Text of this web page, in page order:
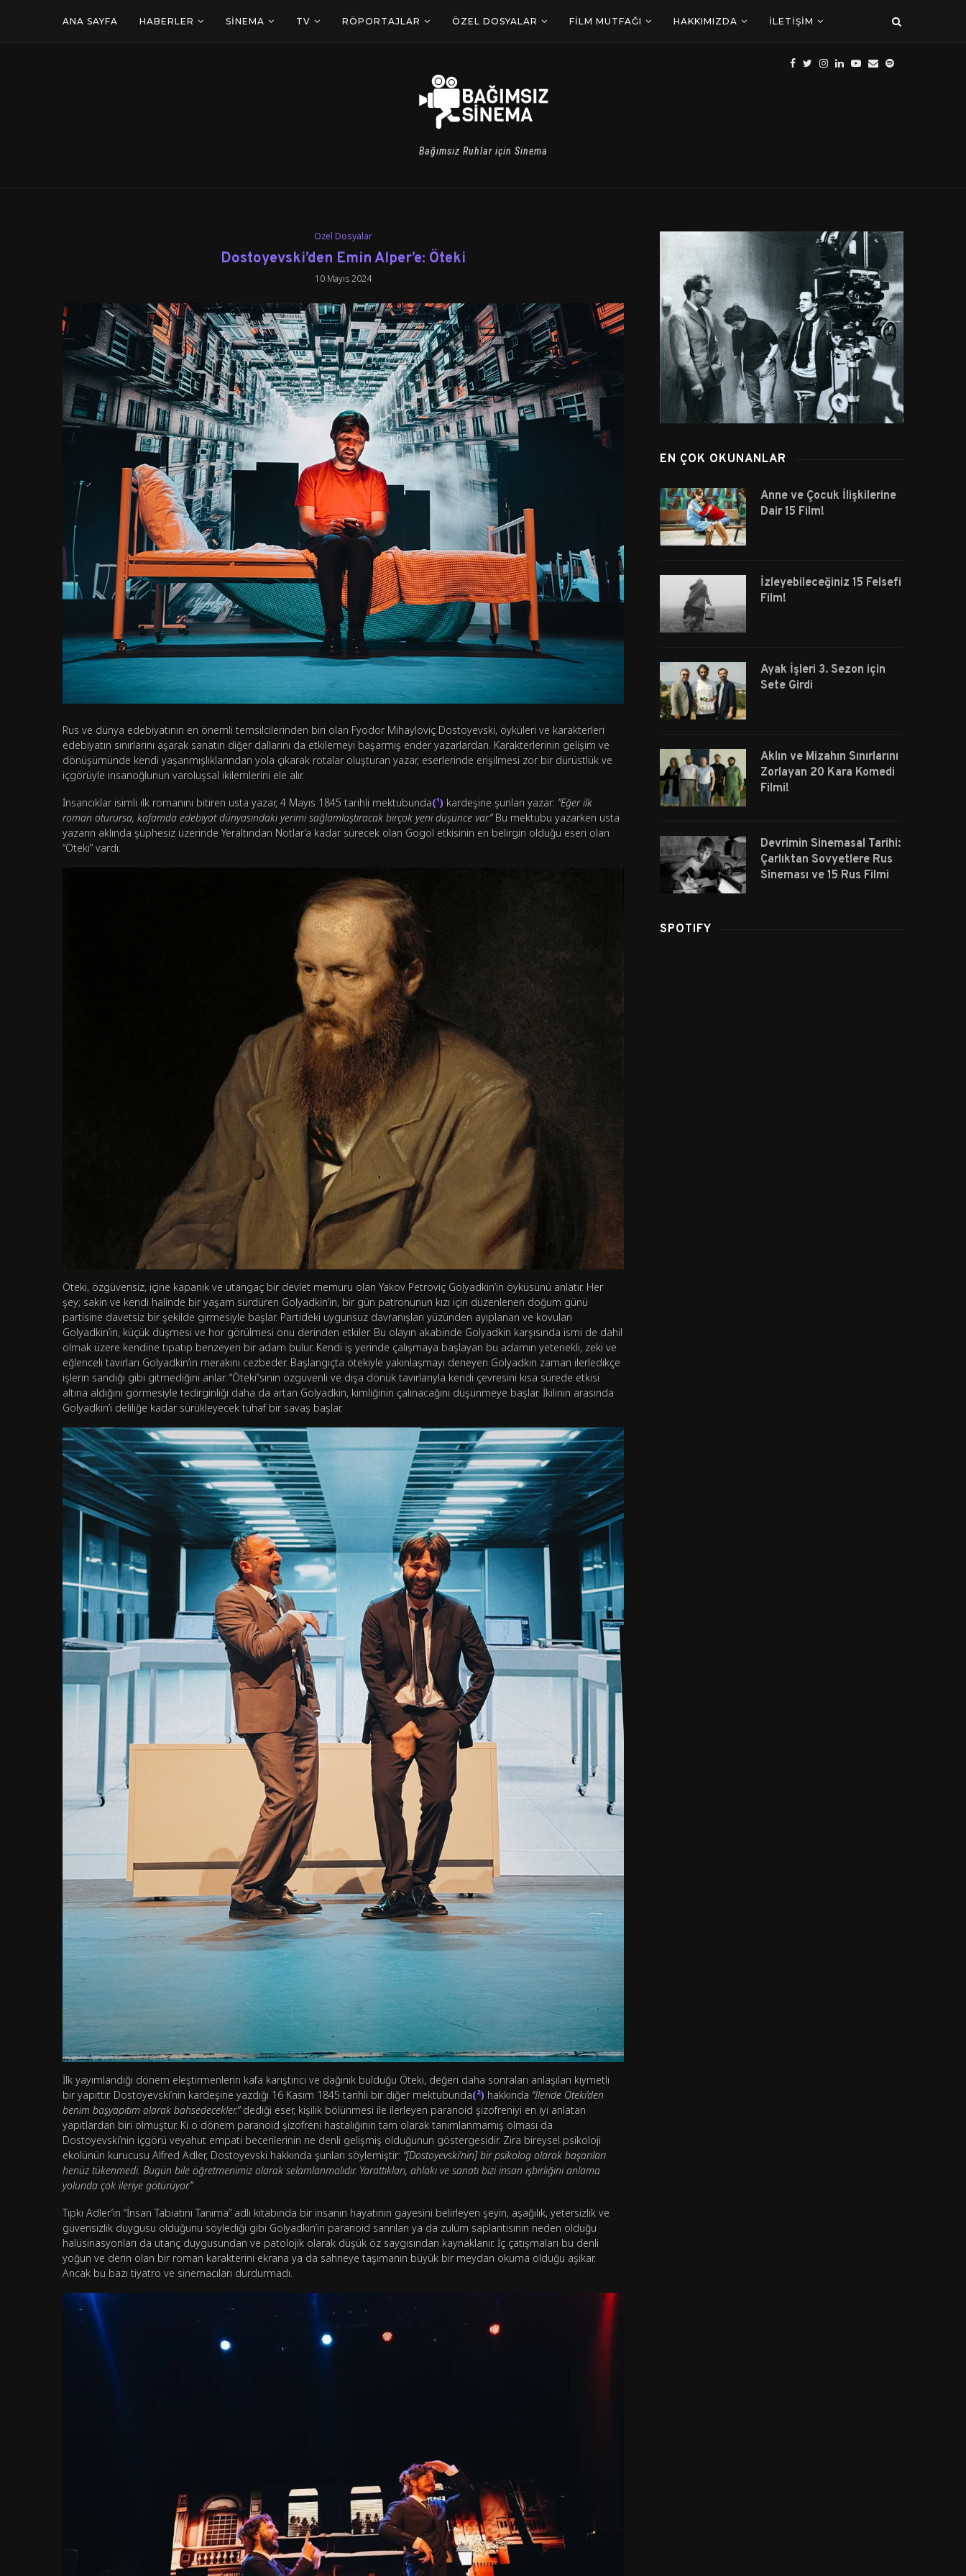
ANA SAYFA HABERLER SINEMA TV RÖPORTAJLAR ÖZEL DOSYALAR FILM MUTFAĞI HAKKIMIZDA İLETIŞIM
Bağımsız Ruhlar için Sinema
Özel Dosyalar
Dostoyevski’den Emin Alper’e: Öteki
10 Mayıs 2024
Rus ve dünya edebiyatının en önemli temsilcilerinden biri olan Fyodor Mihayloviç Dostoyevski, öyküleri ve karakterleri
edebiyatın sınırlarını aşarak sanatın diğer dallarını da etkilemeyi başarmış ender yazarlardan. Karakterlerinin gelişim ve
dönüşümünde kendi yaşanmışlıklarından yola çıkarak rotalar oluşturan yazar, eserlerinde erişilmesi zor bir dürüstlük ve
içgörüyle insanoğlunun varoluşsal ikilemlerini ele alır.
İnsancıklar isimli ilk romanını bitiren usta yazar, 4 Mayıs 1845 tarihli mektubunda(¹) kardeşine şunları yazar: “Eğer ilk
roman oturursa, kafamda edebiyat dünyasındaki yerimi sağlamlaştıracak birçok yeni düşünce var.”Bu mektubu yazarken usta
yazarın aklında şüphesiz üzerinde Yeraltından Notlar’a kadar sürecek olan Gogol etkisinin en belirgin olduğu eseri olan
“Öteki” vardı.
Öteki, özgüvensiz, içine kapanık ve utangaç bir devlet memuru olan Yakov Petroviç Golyadkin’in öyküsünü anlatır. Her
şey; sakin ve kendi halinde bir yaşam sürdüren Golyadkin’in, bir gün patronunun kızı için düzenlenen doğum günü
partisine davetsiz bir şekilde girmesiyle başlar. Partideki uygunsuz davranışları yüzünden ayıplanan ve kovulan
Golyadkin’in, küçük düşmesi ve hor görülmesi onu derinden etkiler. Bu olayın akabinde Golyadkin karşısında ismi de dahil
olmak üzere kendine tıpatıp benzeyen bir adam bulur. Kendi iş yerinde çalışmaya başlayan bu adamın yetenekli, zeki ve
eğlenceli tavırları Golyadkin’in merakını cezbeder. Başlangıçta ötekiyle yakınlaşmayı deneyen Golyadkin zaman ilerledikçe
işlerin sandığı gibi gitmediğini anlar. “Öteki”sinin özgüvenli ve dışa dönük tavırlarıyla kendi çevresini kısa sürede etkisi
altına aldığını görmesiyle tedirginliği daha da artan Golyadkin, kimliğinin çalınacağını düşünmeye başlar. İkilinin arasında
Golyadkin’i deliliğe kadar sürükleyecek tuhaf bir savaş başlar.
İlk yayımlandığı dönem eleştirmenlerin kafa karıştırıcı ve dağınık bulduğu Öteki, değeri daha sonraları anlaşılan kıymetli
bir yapıttır. Dostoyevski’nin kardeşine yazdığı 16 Kasım 1845 tarihli bir diğer mektubunda(²) hakkında “İleride Öteki’den
benim başyapıtım olarak bahsedecekler.”dediği eser, kişilik bölünmesi ile ilerleyen paranoid şizofreniyi en iyi anlatan
yapıtlardan biri olmuştur. Ki o dönem paranoid şizofreni hastalığının tam olarak tanımlanmamış olması da
Dostoyevski’nin içgörü veyahut empati becerilerinin ne denli gelişmiş olduğunun göstergesidir. Zira bireysel psikoloji
ekolünün kurucusu Alfred Adler, Dostoyevski hakkında şunları söylemiştir: “[Dostoyevski’nin] bir psikolog olarak başarıları
henüz tükenmedi. Bugün bile öğretmenimiz olarak selamlanmalıdır. Yarattıkları, ahlakı ve sanatı bizi insan işbirliğini anlama
yolunda çok ileriye götürüyor.”
Tıpkı Adler’in “İnsan Tabiatını Tanıma” adlı kitabında bir insanın hayatının gayesini belirleyen şeyin, aşağılık, yetersizlik ve
güvensizlik duygusu olduğunu söylediği gibi Golyadkin’in paranoid sanrıları ya da zulüm saplantısının neden olduğu
halüsinasyonları da utanç duygusundan ve patolojik olarak düşük öz saygısından kaynaklanır. İç çatışmaları bu denli
yoğun ve derin olan bir roman karakterini ekrana ya da sahneye taşımanın büyük bir meydan okuma olduğu aşikar.
Ancak bu bazı tiyatro ve sinemacıları durdurmadı.
EN ÇOK OKUNANLAR
Anne ve Çocuk İlişkilerine
Dair 15 Film!
İzleyebileceğiniz 15 Felsefi
Film!
Ayak İşleri 3. Sezon için
Sete Girdi
Aklın ve Mizahın Sınırlarını
Zorlayan 20 Kara Komedi
Filmi!
Devrimin Sinemasal Tarihi:
Çarlıktan Sovyetlere Rus
Sineması ve 15 Rus Filmi
SPOTIFY